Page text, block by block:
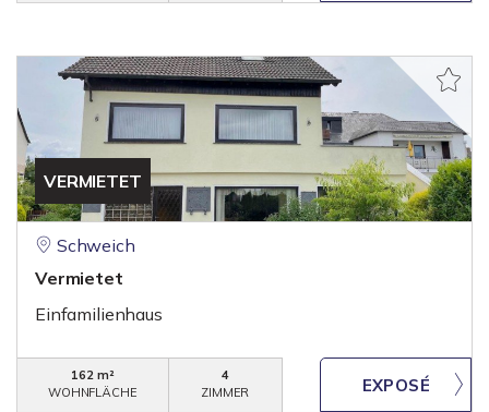
VERMIETET
Schweich
Vermietet
Einfamilienhaus
162 m²
WOHNFLÄCHE
4
ZIMMER